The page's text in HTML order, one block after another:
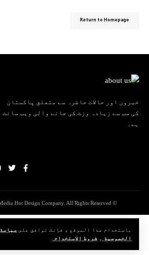
باستخدام هذا الموقع ، فإنك توافق على سياسة
الخصوصية
و شروط الاستخدام
Return to Homepage
خبروں اور حالات حاضرہ سے متعلق پاکستان
کی سب سے زیادہ وزٹ کی جانے والی ویب سائٹ
ہے۔
© Daily IMROZE. Media Hut Design Company. All Rights Reserved.